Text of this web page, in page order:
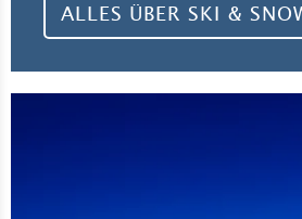
ALLES ÜBER SKI &